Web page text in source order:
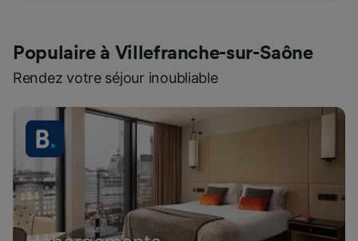
Populaire à Villefranche-sur-Saône
Rendez votre séjour inoubliable